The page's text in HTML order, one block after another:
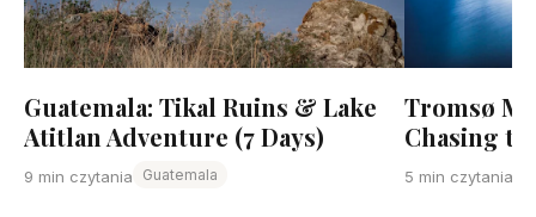
Guatemala: Tikal Ruins & Lake
Atitlan Adventure (7 Days)
9 min czytania Guatemala
Tromsø
Chasing
5 min czytania